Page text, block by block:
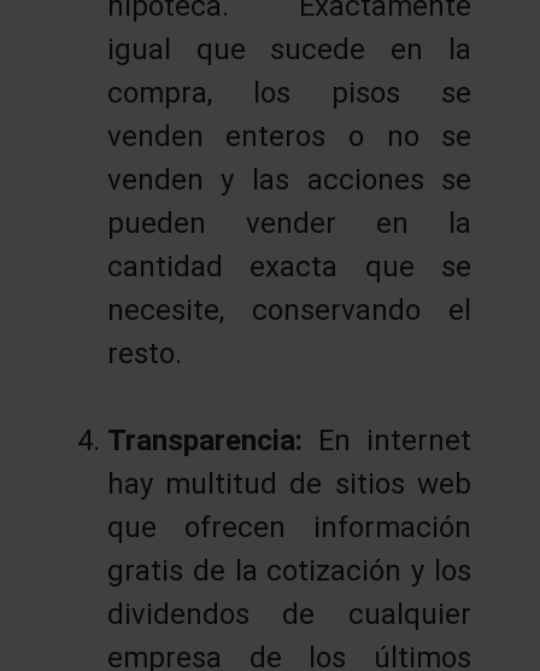
igual que sucede en la
compra, los pisos se
venden enteros o no se
venden y las acciones se
pueden vender en la
cantidad exacta que se
necesite, conservando el
resto.
Transparencia: En internet
hay multitud de sitios web
que ofrecen información
gratis de la cotización y los
dividendos de cualquier
empresa de los últimos